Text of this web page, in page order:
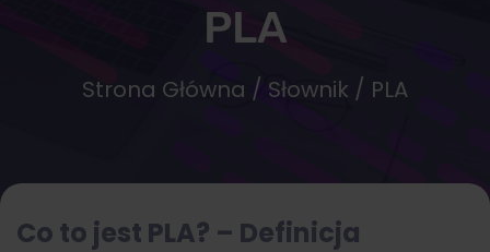
PLA
Strona Główna / Słownik / PLA
Co to jest PLA? – Definicja